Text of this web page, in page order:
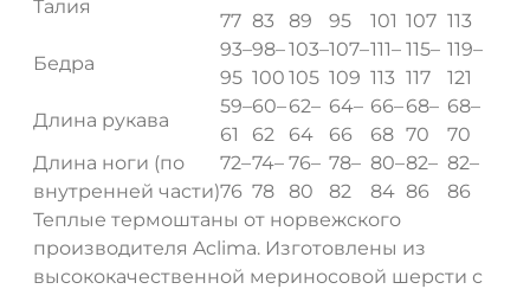
Талия
77 83
89
95
101 107 113
Бедра
93–
95
98–
100
103–
105
107–
109
111–
113
115–
117
119–
121
Длина рукава
59–
61
60–
62
62–
64
64–
66
66–
68
68–
70
68–
70
Длина ноги (по
внутренней части)
72–
76
74–
78
76–
80
78–
82
80–
84
82–
86
82–
86
Теплые термоштаны от норвежского
производителя Aclima. Изготовлены из
высококачественной мериносовой шерсти с